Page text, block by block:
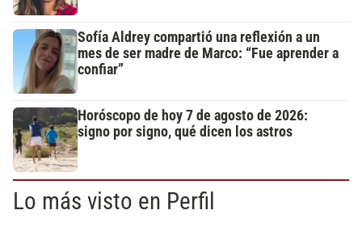
Sofía Aldrey compartió una reflexión a un
mes de ser madre de Marco: “Fue aprender a
confiar”
Horóscopo de hoy 7 de agosto de 2026:
signo por signo, qué dicen los astros
Lo más visto en Perfil